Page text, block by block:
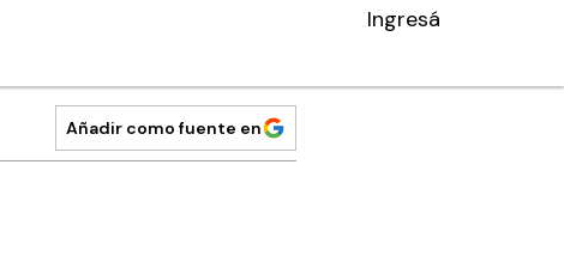
Ingresá
Añadir como fuente en